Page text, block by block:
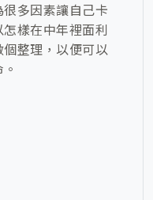
多因素讓自己卡
樣在中年裡面利
整理，以便可以